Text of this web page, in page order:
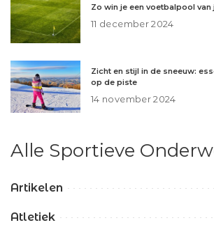
Zo win je een voetbalpool van
11 december 2024
Zicht en stijl in de sneeuw:
op de piste
14 november 2024
Alle Sportieve
Artikelen
Atletiek